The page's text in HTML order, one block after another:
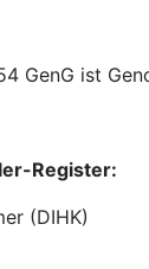
GenG ist
Register:
(DIHK)